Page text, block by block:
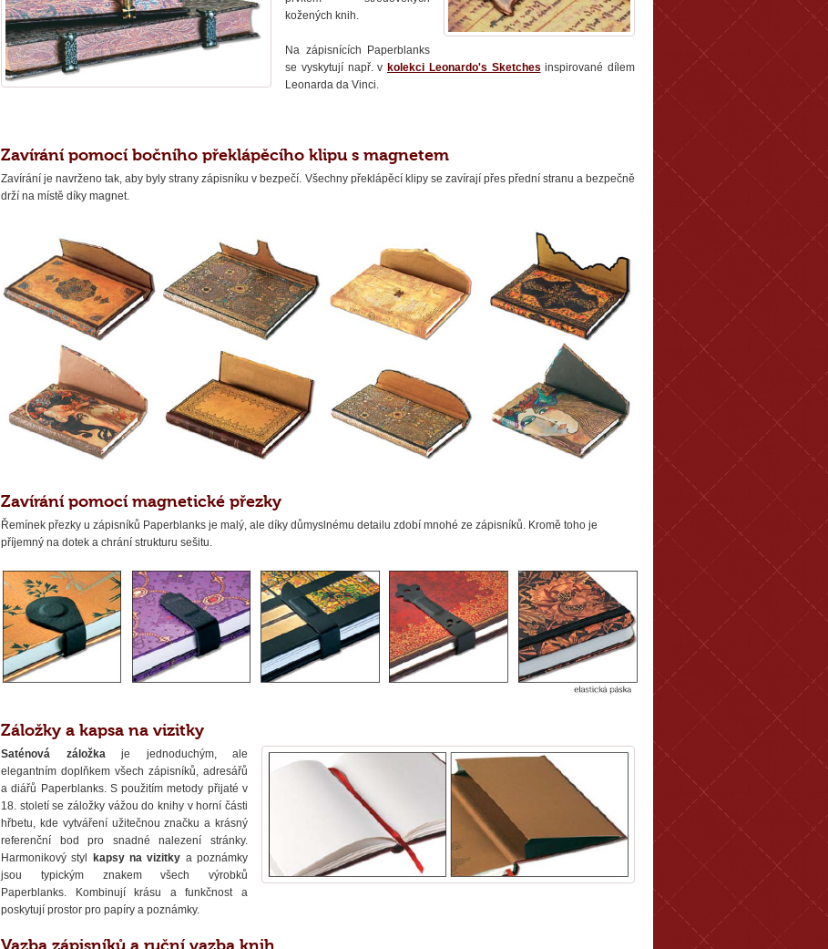
kožených knih.
Na zápisnících Paperblanks
se vyskytují např. v kolekci Leonardo's Sketches inspirované dílem
Leonarda da Vinci.
Zavírání pomocí bočního překlápěcího klipu s magnetem
Zavírání je navrženo tak, aby byly strany zápisníku v bezpečí. Všechny překlápěcí klipy se zavírají přes přední stranu a bezpečně
drží na místě díky magnet.
Zavírání pomocí magnetické přezky
Řemínek přezky u zápisníků Paperblanks je malý, ale díky důmyslnému detailu zdobí mnohé ze zápisníků. Kromě toho je
příjemný na dotek a chrání strukturu sešitu.
Záložky a kapsa na vizitky
Saténová záložkaje jednoduchým, ale
elegantním doplňkem všech zápisníků, adresářů
a diářů Paperblanks. S použitím metody přijaté v
18. století se záložky vážou do knihy v horní části
hřbetu, kde vytváření užitečnou značku a krásný
referenční bod pro snadné nalezení stránky.
Harmonikový styl
kapsy na vizitky a poznámky
jsou typickým znakem všech výrobků
Paperblanks. Kombinují krásu a funkčnost a
poskytují prostor pro papíry a poznámky.